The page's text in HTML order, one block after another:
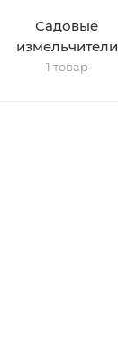
Садовые
измельчители
1 товар